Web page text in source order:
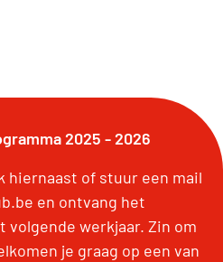
2025 - 2026
hiernaast of stuur een mail
en ontvang het
volgende werkjaar. Zin om
je graag op een van